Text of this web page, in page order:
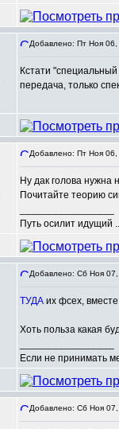
Добавлено: Пт Ноя
Кстати
передача, только
Добавлено: Пт Ноя
Ну дак голова нужна
Почитайте теорию
Путь осилит идущий
Добавлено: Сб Ноя
ТУДА их фсех,
Хоть польза какая
Если не принимать
Добавлено: Сб Ноя